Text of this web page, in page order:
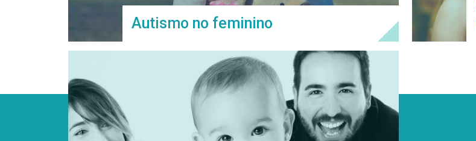
Autismo no feminino